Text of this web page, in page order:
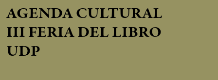
AGENDA CULTURAL
III FERIA DEL LIBRO
UDP